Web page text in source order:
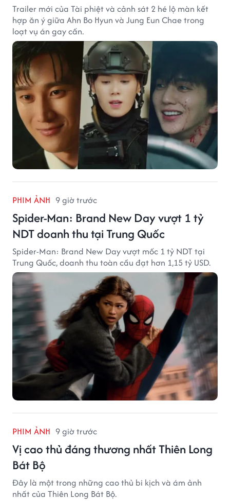
Trailer mới của Tài phiệt và cảnh sát 2 hé lộ màn kết
hợp ăn ý giữa Ahn Bo Hyun và Jung Eun Chae trong
loạt vụ án gay cấn.
PHIM ẢNH 9 giờ trước
Spider-Man: Brand New Day vượt 1 tỷ
NDT doanh thu tại Trung Quốc
Spider-Man: Brand New Day vượt mốc 1 tỷ NDT tại
Trung Quốc, doanh thu toàn cầu đạt hơn 1,15 tỷ USD.
PHIM ẢNH 9 giờ trước
Vị cao thủ đáng thương nhất Thiên Long
Bát Bộ
Đây là một trong những cao thủ bi kịch và ám ảnh
nhất của Thiên Long Bát Bộ.